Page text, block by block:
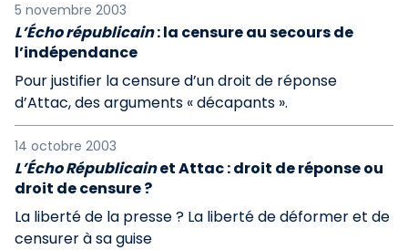
5 novembre 2003
L’Écho républicain: la censure au secours de
l’indépendance
Pour justifier la censure d’un droit de réponse
d’Attac, des arguments « décapants ».
14 octobre 2003
L’Écho Républicainet Attac : droit de réponse ou
droit de censure ?
La liberté de la presse ? La liberté de déformer et de
censurer à sa guise